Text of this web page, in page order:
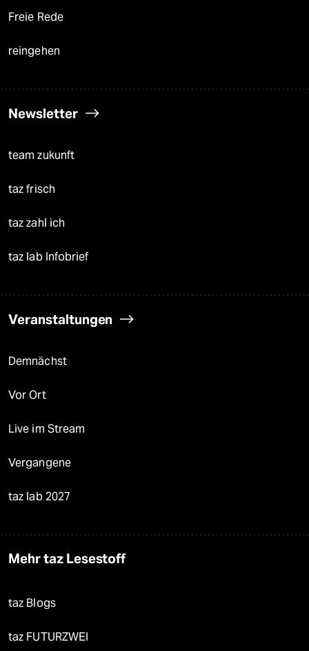
Freie Rede
reingehen
Newsletter
team zukunft
taz frisch
taz zahl ich
taz lab Infobrief
Veranstaltungen
Demnächst
Vor Ort
Live im Stream
Vergangene
taz lab 2027
Mehr taz Lesestoff
taz Blogs
taz FUTURZWEI